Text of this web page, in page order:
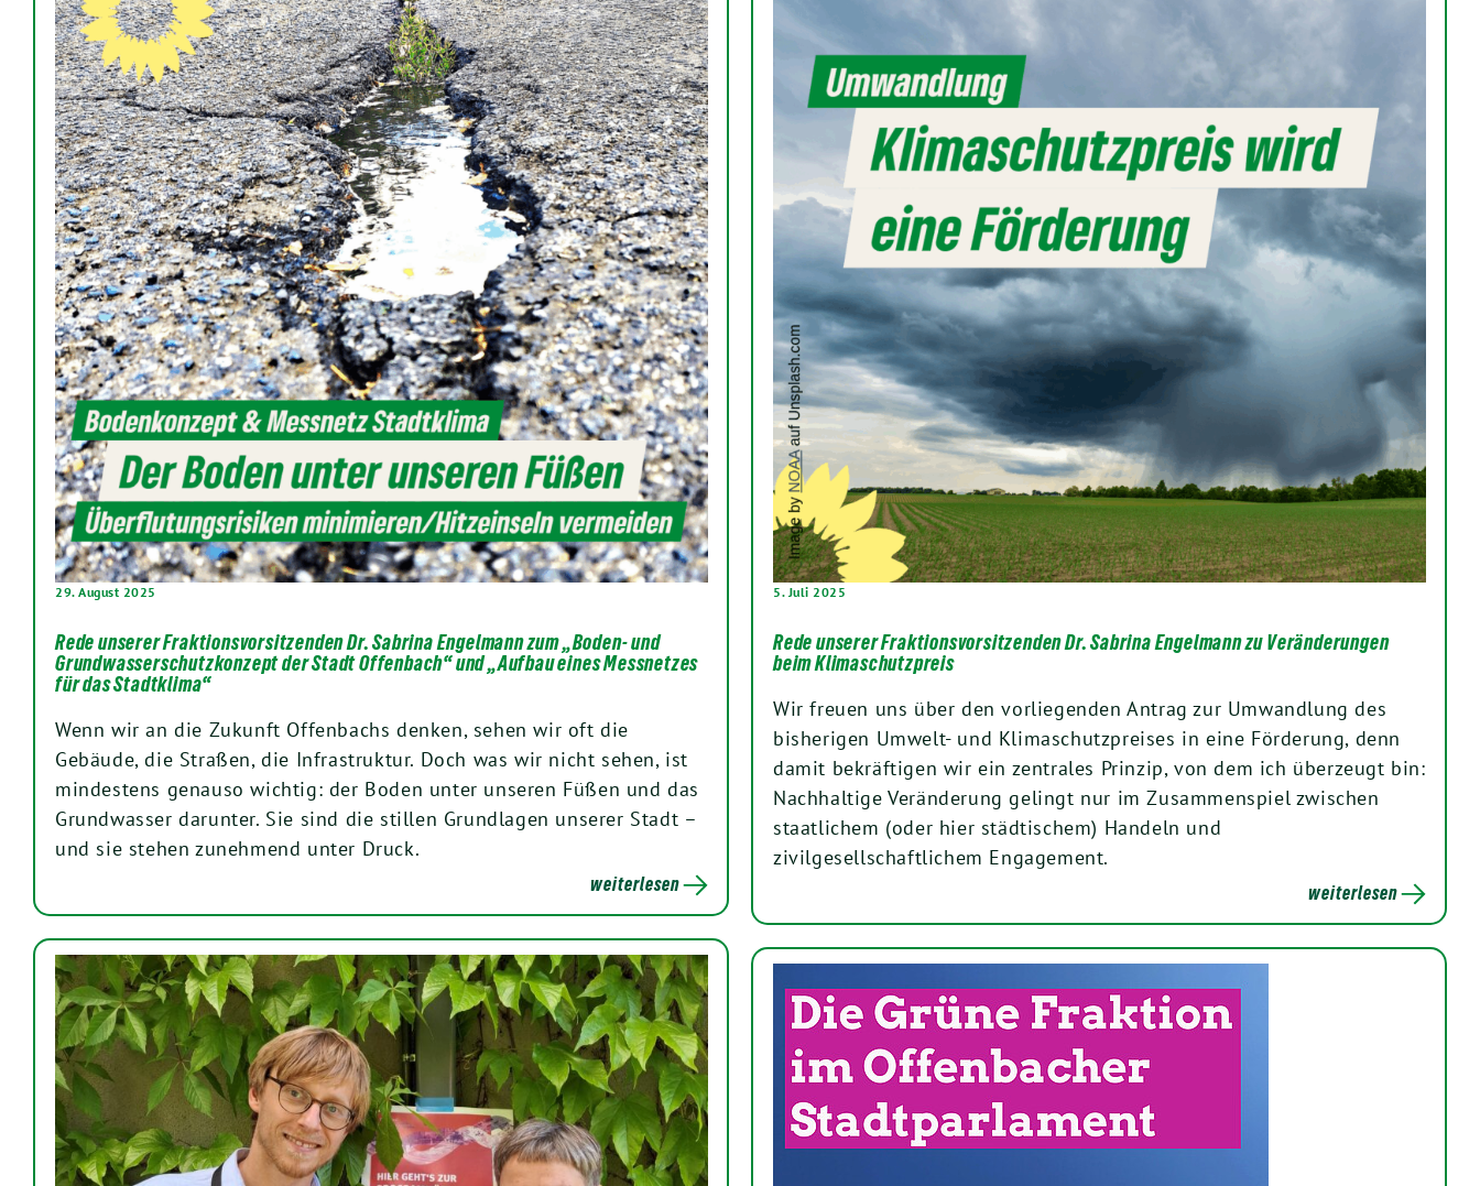
29. August 2025
Rede unserer Fraktionsvorsitzenden Dr. Sabrina Engelmann zum „Boden- und
Grundwasserschutzkonzept der Stadt Offenbach“ und „Aufbau eines Messnetzes
für das Stadtklima“
Wenn wir an die Zukunft Offenbachs denken, sehen wir oft die
Gebäude, die Straßen, die Infrastruktur. Doch was wir nicht sehen, ist
mindestens genauso wichtig: der Boden unter unseren Füßen und das
Grundwasser darunter. Sie sind die stillen Grundlagen unserer Stadt –
und sie stehen zunehmend unter Druck.
weiterlesen
5. Juli 2025
Rede unserer Fraktionsvorsitzenden Dr. Sabrina Engelmann zu Veränderungen
beim Klimaschutzpreis
Wir freuen uns über den vorliegenden Antrag zur Umwandlung des
bisherigen Umwelt- und Klimaschutzpreises in eine Förderung, denn
damit bekräftigen wir ein zentrales Prinzip, von dem ich überzeugt bin:
Nachhaltige Veränderung gelingt nur im Zusammenspiel zwischen
staatlichem (oder hier städtischem) Handeln und
zivilgesellschaftlichem Engagement.
weiterlesen